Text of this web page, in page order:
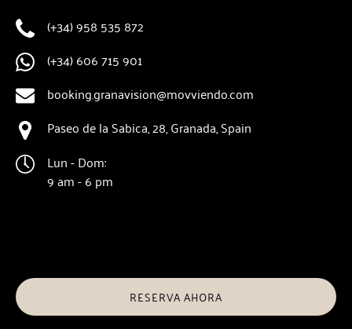
(+34) 958 535 872
(+34) 606 715 901
booking.granavision@movviendo.com
Paseo de la Sabica, 28, Granada, Spain
Lun - Dom:
9 am - 6 pm
RESERVA AHORA